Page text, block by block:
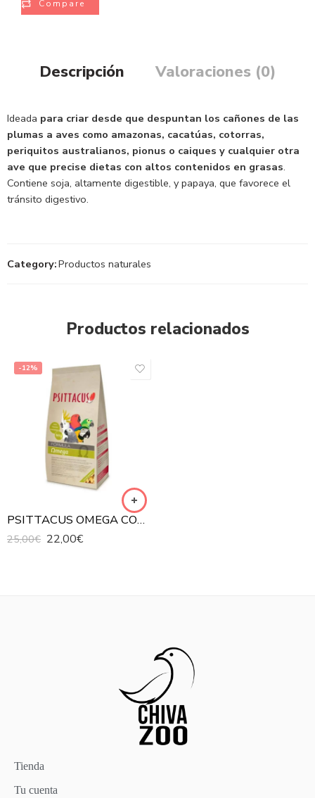
Compare
Descripción Valoraciones (0)
Ideada para criar desde que despuntan los cañones de las
plumas a aves como amazonas, cacatúas, cotorras,
periquitos australianos, pionus o caiques y cualquier otra
ave que precise dietas con altos contenidos en grasas.
Contiene soja, altamente digestible, y papaya, que favorece el
tránsito digestivo.
Category:Productos naturales
Productos relacionados
-12%
PSITTACUS OMEGA COMIDA PARA PÁJAROS PSITÁCIDOS
25,00€ 22,00€
Tienda
Tu cuenta